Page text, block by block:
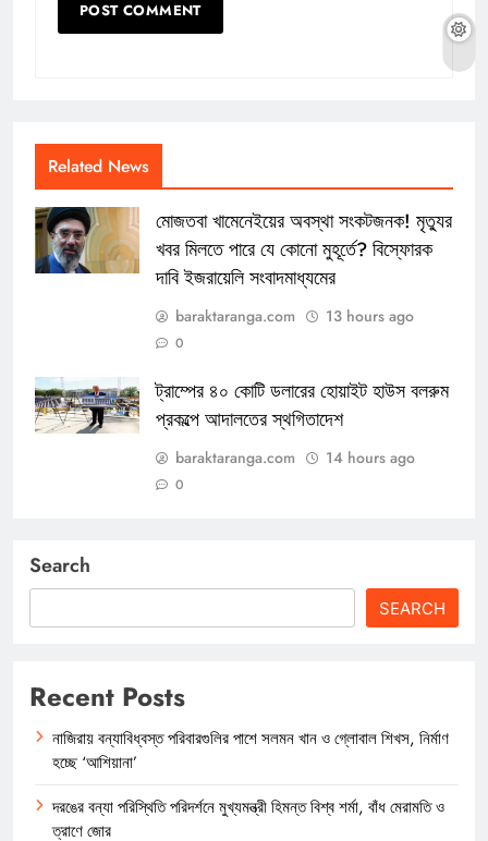
Related News
মোজতবা খামেনেইয়ের অবস্থা সংকটজনক! মৃত্যুর
খবর মিলতে পারে যে কোনো মুহূর্তে? বিস্ফোরক
দাবি ইজরায়েলি সংবাদমাধ্যমের
baraktaranga.com 13 hours ago
0
ট্রাম্পের ৪০ কোটি ডলারের হোয়াইট হাউস বলরুম
প্রকল্পে আদালতের স্থগিতাদেশ
baraktaranga.com 14 hours ago
0
Search
SEARCH
Recent Posts
নাজিরায় বন্যাবিধ্বস্ত পরিবারগুলির পাশে সলমন খান ও গ্লোবাল শিখস, নির্মাণ
হচ্ছে ‘আশিয়ানা’
দরঙের বন্যা পরিস্থিতি পরিদর্শনে মুখ্যমন্ত্রী হিমন্ত বিশ্ব শর্মা, বাঁধ মেরামতি ও
ত্রাণে জোর